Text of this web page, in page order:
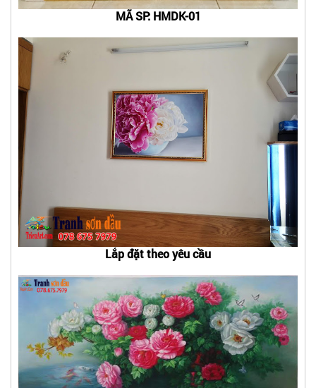
MÃ SP: HMDK-01
Lắp đặt theo yêu cầu